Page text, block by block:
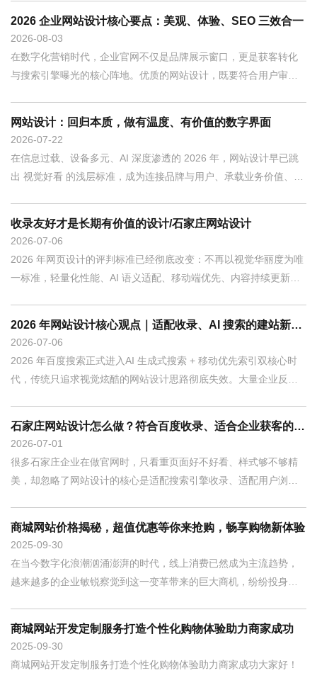
08-03
2026
2026 企业网站设计核心要点：美观、体验、SEO 三效合一
在数字化营销时代，企业官网不仅是品牌展示窗口，更是获客转化
与搜索引擎曝光的核心阵地。优质的网站设计，既要符合用户审美
07-22
2026
网站设计：回归本质，做有温度、有价值的数字界面
在信息过载、设备多元、AI 深度渗透的 2026 年，网站设计早已跳
出 视觉好看 的浅层标准，成为连接品牌与用户、承载业务价值、塑
07-06
2026
收录友好才是长期有价值的设计/石家庄网站设计
2026 年网页设计的评判标准已经彻底改变：不再以视觉华丽度为唯
一标准，轻量化性能、AI 语义适配、移动端优先、内容持续更新、
07-06
2026
2026 年网站设计核心观点｜适配收录、AI 搜索的建站新思路
2026 年百度搜索正式进入AI 生成式搜索 + 移动优先索引双核心时
代，传统只追求视觉炫酷的网站设计思路彻底失效。大量企业反
07-01
2026
石家庄网站设计怎么做？符合百度收录、适合企业获客的设计要点
很多石家庄企业在做官网时，只看重页面好不好看、样式够不够精
美，却忽略了网站设计的核心是适配搜索引擎收录、适配用户浏览
09-30
2025
商城网站价格揭秘，超值优惠等你来抢购，畅享购物新体验
在当今数字化浪潮汹涌澎湃的时代，线上消费已然成为主流趋势，
越来越多的企业敏锐察觉到这一变革带来的巨大商机，纷纷投身于
09-30
2025
商城网站开发定制服务打造个性化购物体验助力商家成功
商城网站开发定制服务打造个性化购物体验助力商家成功大家好！